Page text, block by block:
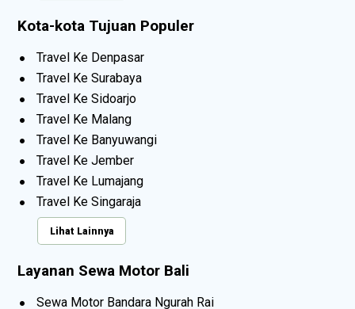
Kota-kota Tujuan Populer
Travel Ke Denpasar
Travel Ke Surabaya
Travel Ke Sidoarjo
Travel Ke Malang
Travel Ke Banyuwangi
Travel Ke Jember
Travel Ke Lumajang
Travel Ke Singaraja
Lihat Lainnya
Layanan Sewa Motor Bali
Sewa Motor Bandara Ngurah Rai